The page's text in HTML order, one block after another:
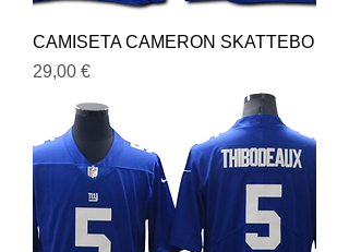
CAMISETA CAMERON SKATTEBO
Precio
29,00 €